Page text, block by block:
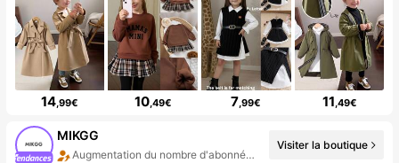
14,99€ 10,49€ 7,99€ 11,49€
MIKGG
Augmentation du nombre d'abonnés : 187 %
Visiter la boutique